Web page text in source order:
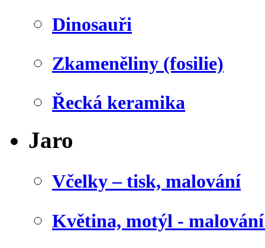
Dinosauři
Zkameněliny (fosilie)
Řecká keramika
Jaro
Včelky – tisk, malování
Květina, motýl -